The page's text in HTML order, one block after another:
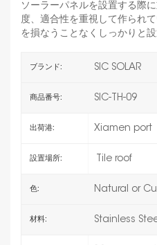
ソーラーパネルを設置する際
度、適合性を重視して作られ
を損なうことなくしっかりと設
ブランド: SIC SOLAR
商品番号: SIC-TH-09
出荷港: Xiamen port
設置場所: Tile roof
色: Natural or
材料: Stainless